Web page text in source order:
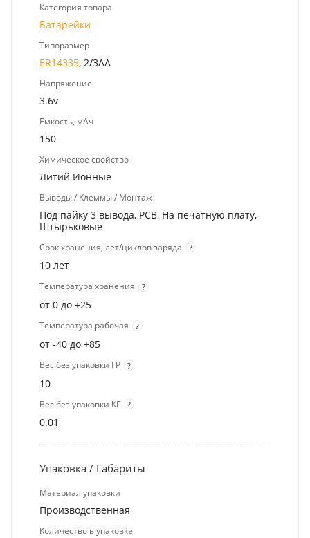
Категория товара
Батарейки
Типоразмер
ER14335, 2/3AA
Напряжение
3.6v
Емкость, мАч
150
Химическое свойство
Литий Ионные
Выводы / Клеммы / Монтаж
Под пайку 3 вывода, PCB, На печатную плату,
Штырьковые
Срок хранения, лет/циклов заряда ?
10 лет
Температура хранения ?
от 0 до +25
Температура рабочая ?
от -40 до +85
Вес без упаковки ГР ?
10
Вес без упаковки КГ ?
0.01
Упаковка / Габариты
Материал упаковки
Производственная
Количество в упаковке